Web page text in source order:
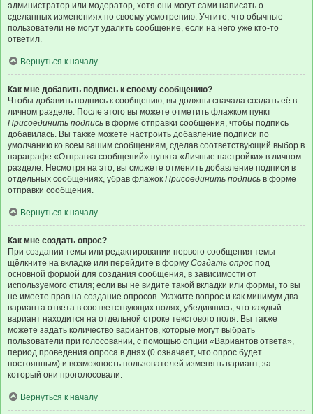
администратор или модератор, хотя они могут сами написать о
сделанных изменениях по своему усмотрению. Учтите, что обычные
пользователи не могут удалить сообщение, если на него уже кто-то
ответил.
Вернуться к началу
Как мне добавить подпись к своему сообщению?
Чтобы добавить подпись к сообщению, вы должны сначала создать её в
личном разделе. После этого вы можете отметить флажком пункт
Присоединить подпись в форме отправки сообщения, чтобы подпись
добавилась. Вы также можете настроить добавление подписи по
умолчанию ко всем вашим сообщениям, сделав соответствующий выбор в
параграфе «Отправка сообщений» пункта «Личные настройки» в личном
разделе. Несмотря на это, вы сможете отменить добавление подписи в
отдельных сообщениях, убрав флажок Присоединить подпись в форме
отправки сообщения.
Вернуться к началу
Как мне создать опрос?
При создании темы или редактировании первого сообщения темы
щёлкните на вкладке или перейдите в форму Создать опрос под
основной формой для создания сообщения, в зависимости от
используемого стиля; если вы не видите такой вкладки или формы, то вы
не имеете прав на создание опросов. Укажите вопрос и как минимум два
варианта ответа в соответствующих полях, убедившись, что каждый
вариант находится на отдельной строке текстового поля. Вы также
можете задать количество вариантов, которые могут выбрать
пользователи при голосовании, с помощью опции «Вариантов ответа»,
период проведения опроса в днях (0 означает, что опрос будет
постоянным) и возможность пользователей изменять вариант, за
который они проголосовали.
Вернуться к началу